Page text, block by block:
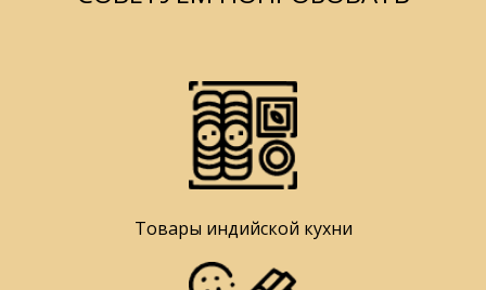
Товары индийской кухни